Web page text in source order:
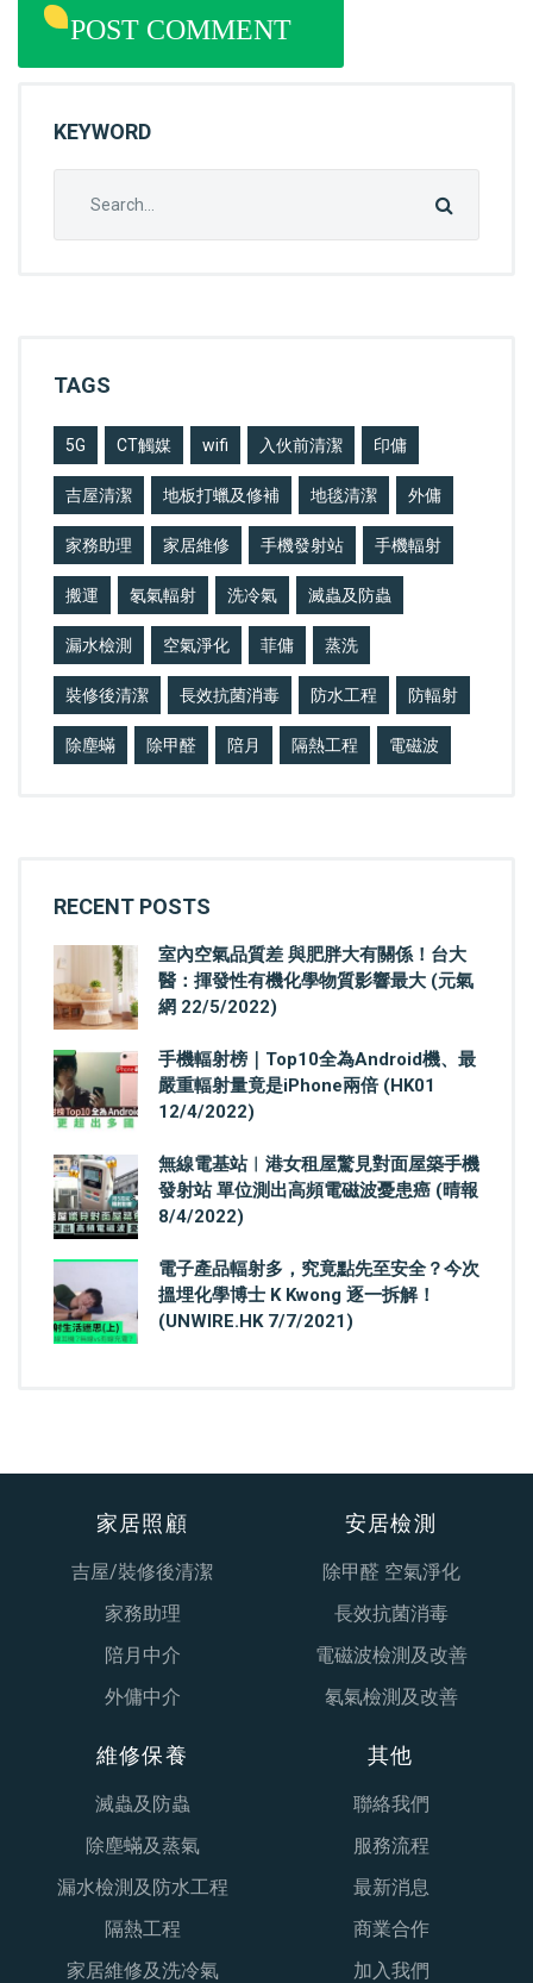
KEYWORD
TAGS
5G CT觸媒 wifi 入伙前清潔 印傭
吉屋清潔 地板打蠟及修補 地毯清潔 外傭
家務助理 家居維修 手機發射站 手機輻射
搬運 氡氣輻射 洗冷氣 滅蟲及防蟲
漏水檢測 空氣淨化 菲傭 蒸洗
裝修後清潔 長效抗菌消毒 防水工程 防輻射
除塵蟎 除甲醛 陪月 隔熱工程 電磁波
RECENT POSTS
室內空氣品質差 與肥胖大有關係！台大
醫：揮發性有機化學物質影響最大 (元氣
網 22/5/2022)
手機輻射榜｜Top10全為Android機、最
嚴重輻射量竟是iPhone兩倍 (HK01
12/4/2022)
無線電基站︳港女租屋驚見對面屋築手機
發射站 單位測出高頻電磁波憂患癌 (晴報
8/4/2022)
電子產品輻射多，究竟點先至安全？今次
搵埋化學博士 K Kwong 逐一拆解！
(UNWIRE.HK 7/7/2021)
家居照顧
吉屋/裝修後清潔
家務助理
陪月中介
外傭中介
安居檢測
除甲醛 空氣淨化
長效抗菌消毒
電磁波檢測及改善
氡氣檢測及改善
維修保養
滅蟲及防蟲
除塵蟎及蒸氣
漏水檢測及防水工程
隔熱工程
家居維修及洗冷氣
其他
聯絡我們
服務流程
最新消息
商業合作
加入我們